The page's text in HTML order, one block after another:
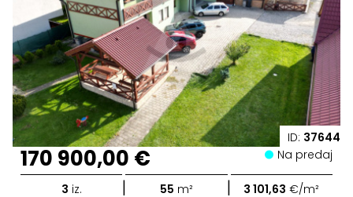
ID: 37644
170 900,00 € Na predaj
3 iz. | 55 m² | 3 101,63 €/m²